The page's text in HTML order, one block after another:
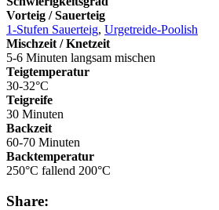
Vorteig / Sauerteig
1-Stufen Sauerteig, Urgetreide-Poolish
Mischzeit / Knetzeit
5-6 Minuten langsam mischen
Teigtemperatur
30-32°C
Teigreife
30 Minuten
Backzeit
60-70 Minuten
Backtemperatur
250°C fallend 200°C
Share: